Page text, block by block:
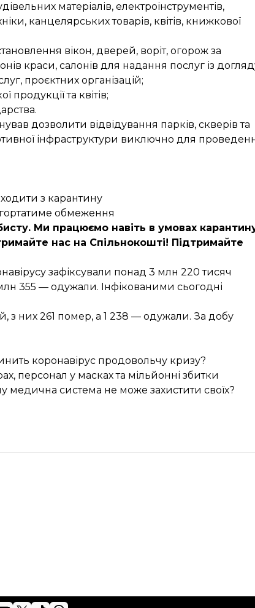
матеріалів, електроінструментів,
канцелярських товарів, квітів, книжкової
вікон, дверей, воріт, огорож за
краси, салонів для надання послуг із
проєктних організацій;
продукції та квітів;
дозволити відвідування парків, скверів та
інфраструктури виключно для
з карантину
обмеження
Ми працюємо навіть в умовах
нас на Спільнокошті! Підтримайте
зафіксували понад 3 млн 220 тисяч
355 — одужали. Інфікованими сьогодні
, з них 261 помер, а 1 238 — одужали. За добу
коронавірус продовольчу кризу?
персонал у масках та мільйонні збитки
медична система не може захистити своїх?